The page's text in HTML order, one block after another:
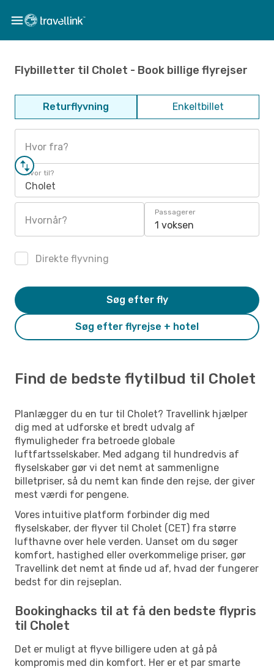
Flybilletter til Cholet - Book billige flyrejser
Returflyvning Enkeltbillet
Hvor fra?
Hvor til?
Cholet
Hvornår?
Passagerer
1 voksen
Direkte flyvning
Søg efter flyrejse + hotel
Søg efter fly
Find de bedste flytilbud til Cholet
Planlægger du en tur til Cholet? Travellink hjælper
dig med at udforske et bredt udvalg af
flymuligheder fra betroede globale
luftfartsselskaber. Med adgang til hundredvis af
flyselskaber gør vi det nemt at sammenligne
billetpriser, så du nemt kan finde den rejse, der giver
mest værdi for pengene.
Vores intuitive platform forbinder dig med
flyselskaber, der flyver til Cholet (CET) fra større
lufthavne over hele verden. Uanset om du søger
komfort, hastighed eller overkommelige priser, gør
Travellink det nemt at finde ud af, hvad der fungerer
bedst for din rejseplan.
Bookinghacks til at få den bedste flypris
til Cholet
Det er muligt at flyve billigere uden at gå på
kompromis med din komfort. Her er et par smarte